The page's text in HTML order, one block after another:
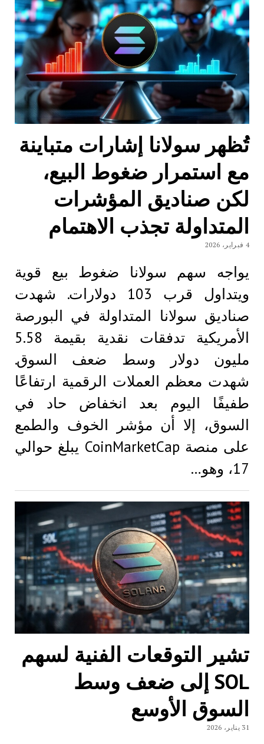
تُظهر سولانا إشارات متباينة
مع استمرار ضغوط البيع،
لكن صناديق المؤشرات
المتداولة تجذب الاهتمام
4 فبراير، 2026
يواجه سهم سولانا ضغوط بيع قوية
ويتداول قرب 103 دولارات. شهدت
صناديق سولانا المتداولة في البورصة
الأمريكية تدفقات نقدية بقيمة 5.58
مليون دولار وسط ضعف السوق.
شهدت معظم العملات الرقمية ارتفاعًا
طفيفًا اليوم بعد انخفاض حاد في
السوق، إلا أن مؤشر الخوف والطمع
على منصة CoinMarketCap يبلغ حوالي
17، وهو…
تشير التوقعات الفنية لسهم
SOL إلى ضعف وسط
السوق الأوسع
31 يناير، 2026